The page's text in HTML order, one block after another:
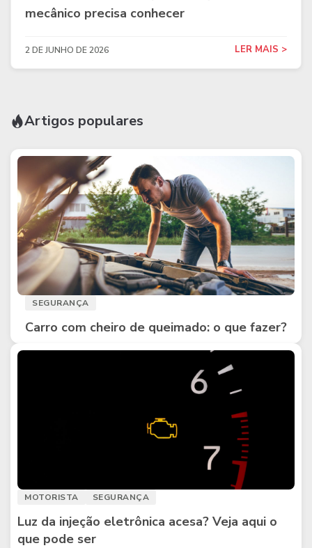
mecânico precisa conhecer
2 DE JUNHO DE 2026 LER MAIS >
Artigos populares
SEGURANÇA
Carro com cheiro de queimado: o que fazer?
MOTORISTA SEGURANÇA
Luz da injeção eletrônica acesa? Veja aqui o
que pode ser